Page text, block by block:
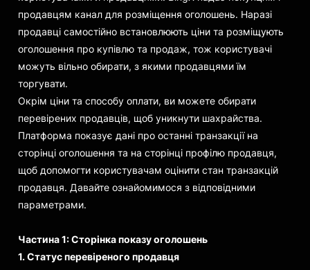
продавцям канал для розміщення оголошень. Наразі
продавці самостійно встановлюють ціни та розміщують
оголошення про купівлю та продаж, тож користувачі
можуть вільно обирати, з якими продавцями їм
торгувати.
Окрім ціни та способу оплати, ви можете обирати
перевірених продавців, щоб уникнути шахрайства.
Платформа показує дані про останні транзакції на
сторінці оголошення та на сторінці профілю продавця,
щоб допомогти користувачам оцінити стан транзакцій
продавця. Давайте ознайомимося з відповідними
параметрами.
Частина 1: Сторінка показу оголошень
1. Статус перевіреного продавця